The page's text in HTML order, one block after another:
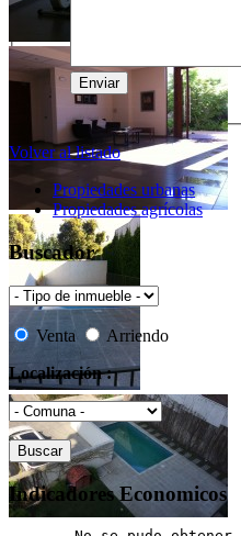
Volver al listado
Propiedades urbanas
Propiedades agrícolas
Buscador
Venta
Arriendo
Localización :
Indicadores Economicos